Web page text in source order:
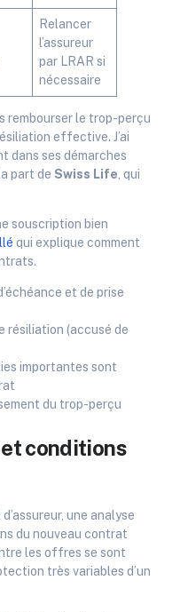
Relancer
l’assureur
par LRAR si
nécessaire
rembourser le trop-perçu
effective. J’ai
dans ses démarches
part de Swiss Life , qui
souscription bien
qui explique comment
et de prise
résiliation (accusé de
importantes sont
du trop-perçu
conditions
une analyse
du nouveau contrat
les offres se sont
très variables d’un